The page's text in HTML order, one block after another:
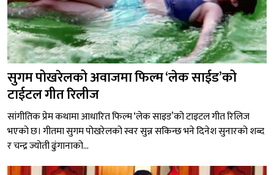
सुगम पोखरेलको अवाजमा फिल्म ‘लेक साईड’को
टाईटल गीत रिलीज
सांगीतिक प्रेम कथामा आधारित फिल्म ‘लेक साइड’को टाइटल गीत रिलिज
भएको छ। गीतमा सुगम पोखरेलको स्वर सुन्न सकिन्छ भने दिनेश सुनारको शब्द
र चन्द्र ज्योती ढुंगानाको...